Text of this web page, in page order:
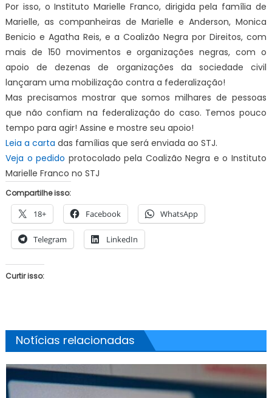
Por isso, o Instituto Marielle Franco, dirigida pela família de
Marielle, as companheiras de Marielle e Anderson, Monica
Benicio e Agatha Reis, e a Coalizão Negra por Direitos, com
mais de 150 movimentos e organizações negras, com o
apoio de dezenas de organizações da sociedade civil
lançaram uma mobilização contra a federalização!
Mas precisamos mostrar que somos milhares de pessoas
que não confiam na federalização do caso. Temos pouco
tempo para agir! Assine e mostre seu apoio!
Leia a carta das famílias que será enviada ao STJ.
Veja o pedido protocolado pela Coalizão Negra e o Instituto
Marielle Franco no STJ
Compartilhe isso:
18+ Facebook WhatsApp
Telegram LinkedIn
Curtir isso:
Notícias relacionadas